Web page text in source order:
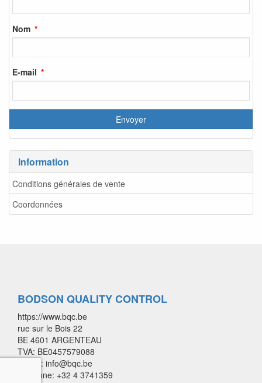
Nom
E-mail
Information
Conditions générales de vente
Coordonnées
BODSON QUALITY CONTROL
https://www.bqc.be
rue sur le Bois 22
BE 4601 ARGENTEAU
TVA: BE0457579088
E-mail: info@bqc.be
Télépone: +32 4 3741359